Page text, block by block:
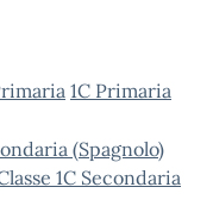
1C Primaria
(Spagnolo)
1C Secondaria